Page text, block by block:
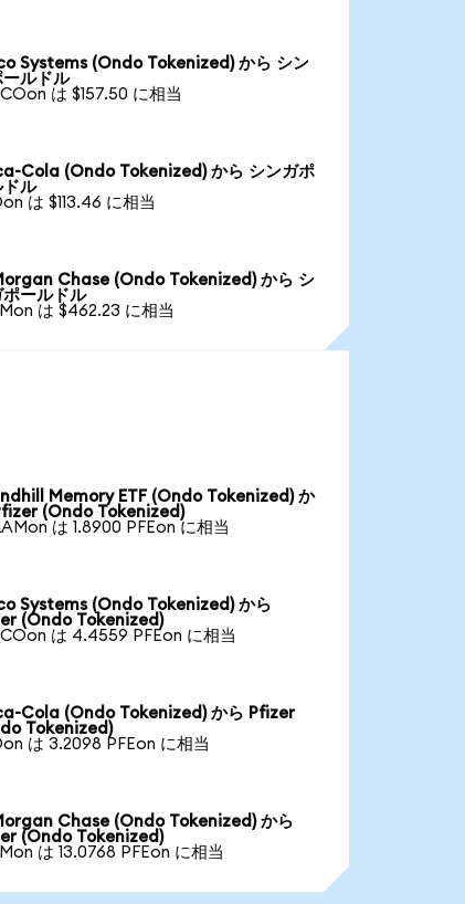
Systems (Ondo Tokenized) から シン
ールドル
は $157.50 に相当
Cola (Ondo Tokenized) から シンガポ
ドル
は $113.46 に相当
Chase (Ondo Tokenized) から シ
ポールドル
は $462.23 に相当
Memory ETF (Ondo Tokenized) か
(Ondo Tokenized)
は 1.8900 PFEon に相当
Systems (Ondo Tokenized) から
(Ondo Tokenized)
は 4.4559 PFEon に相当
Cola (Ondo Tokenized) から Pfizer
Tokenized)
は 3.2098 PFEon に相当
Chase (Ondo Tokenized) から
(Ondo Tokenized)
は 13.0768 PFEon に相当